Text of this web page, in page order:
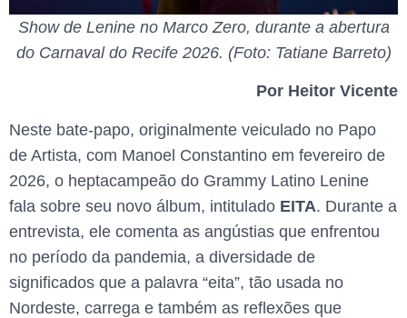
Show de Lenine no Marco Zero, durante a abertura
do Carnaval do Recife 2026. (Foto: Tatiane Barreto)
Por Heitor Vicente
Neste bate-papo, originalmente veiculado no Papo
de Artista, com Manoel Constantino em fevereiro de
2026, o heptacampeão do Grammy Latino Lenine
fala sobre seu novo álbum, intitulado EITA. Durante a
entrevista, ele comenta as angústias que enfrentou
no período da pandemia, a diversidade de
significados que a palavra “eita”, tão usada no
Nordeste, carrega e também as reflexões que